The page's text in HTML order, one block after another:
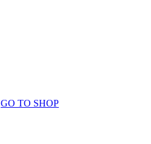
GO TO SHOP